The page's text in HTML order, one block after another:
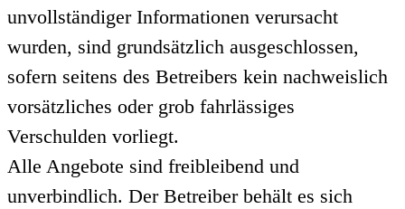
unvollständiger Informationen verursacht
wurden, sind grundsätzlich ausgeschlossen,
sofern seitens des Betreibers kein nachweislich
vorsätzliches oder grob fahrlässiges
Verschulden vorliegt.
Alle Angebote sind freibleibend und
unverbindlich. Der Betreiber behält es sich